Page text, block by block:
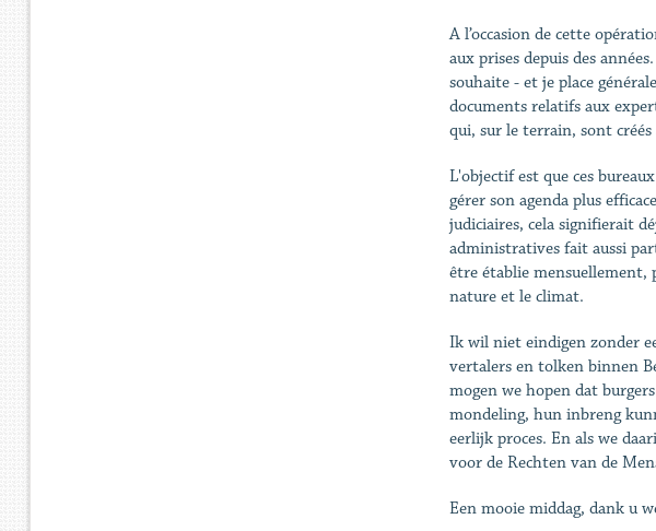
A l’occasion de cette
aux prises depuis des
souhaite - et je place
documents relatifs aux
qui, sur le terrain, sont
L'objectif est que ces
gérer son agenda plus
judiciaires, cela signifierait
administratives fait aussi
être établie mensuellement,
nature et le climat.
Ik wil niet eindigen zonder
vertalers en tolken binnen
mogen we hopen dat
mondeling, hun inbreng
eerlijk proces. En als we
voor de Rechten van de
Een mooie middag, dank u